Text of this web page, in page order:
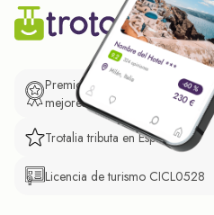
Premio de El Confidencial a las
mejores prácticas empresariales.
Trotalia tributa en España
Licencia de turismo CICL0528